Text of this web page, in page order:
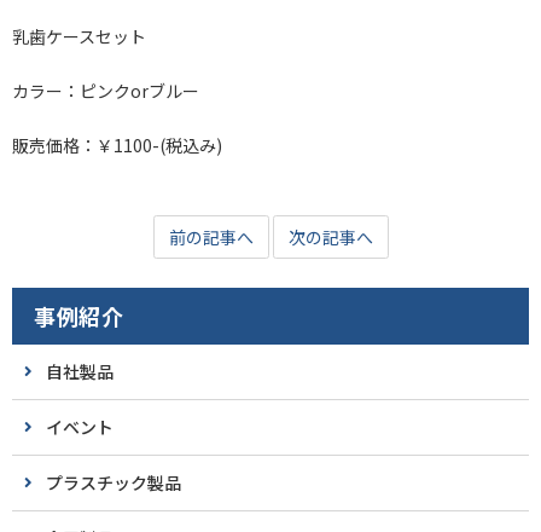
乳歯ケースセット
カラー：ピンクorブルー
販売価格：￥1100-(税込み)
前の記事へ 次の記事へ
事例紹介
自社製品
イベント
プラスチック製品